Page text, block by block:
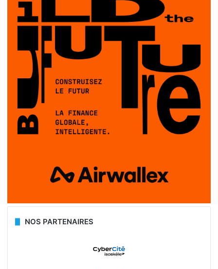
NOS PARTENAIRES